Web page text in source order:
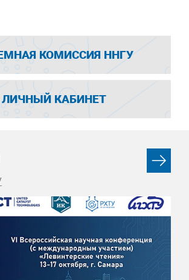
КОМИССИЯ ННГУ
ЛИЧНЫЙ КАБИНЕТ